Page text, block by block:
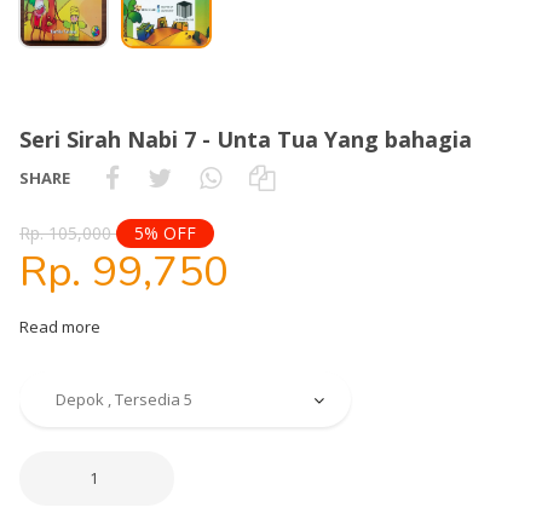
Seri Sirah Nabi 7 - Unta Tua Yang bahagia
SHARE
Rp. 105,000 5% OFF
Rp. 99,750
Read more